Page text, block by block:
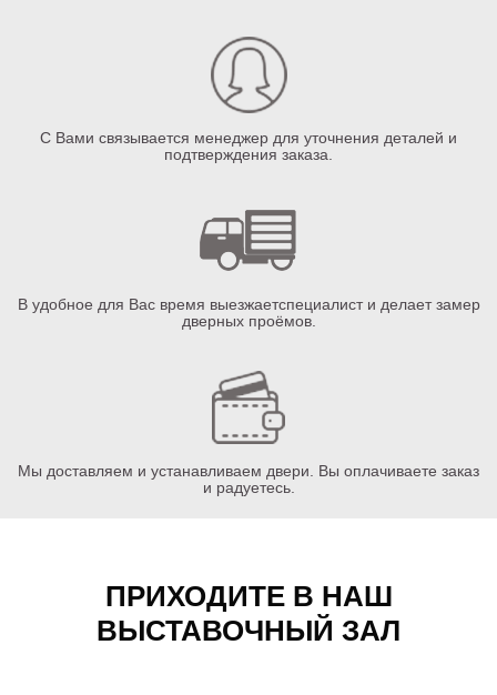
С Вами связывается менеджер для уточнения деталей и
подтверждения заказа.
В удобное для Вас время выезжаетспециалист и делает замер
дверных проёмов.
Мы доставляем и устанавливаем двери. Вы оплачиваете заказ
и радуетесь.
ПРИХОДИТЕ В НАШ
ВЫСТАВОЧНЫЙ ЗАЛ